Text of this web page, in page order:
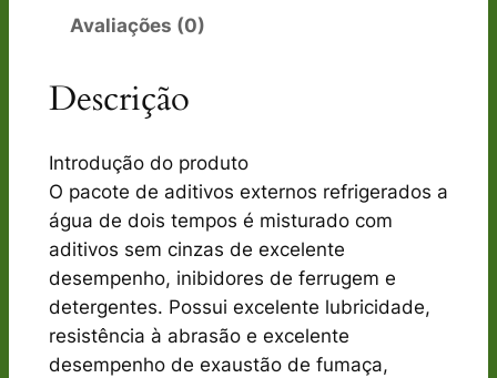
Avaliações (0)
Descrição
Introdução do produto
O pacote de aditivos externos refrigerados a
água de dois tempos é misturado com
aditivos sem cinzas de excelente
desempenho, inibidores de ferrugem e
detergentes. Possui excelente lubricidade,
resistência à abrasão e excelente
desempenho de exaustão de fumaça,